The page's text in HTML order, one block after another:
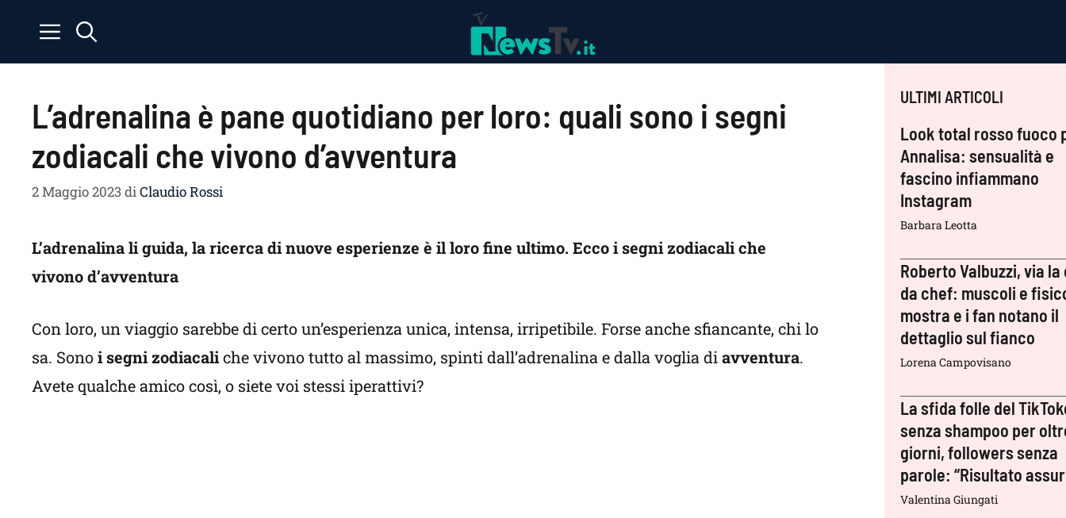
contenuto
L’adrenalina è pane quotidiano per loro: quali sono i segni
zodiacali che vivono d’avventura
2 Maggio 2023di Claudio Rossi
L’adrenalina li guida, la ricerca di nuove esperienze è il loro fine ultimo. Ecco i segni zodiacali che
vivono d’avventura
Con loro, un viaggio sarebbe di certo un’esperienza unica, intensa, irripetibile. Forse anche sfiancante, chi lo
sa. Sonoi segni zodiacaliche vivono tutto al massimo, spinti dall’adrenalina e dalla voglia diavventura.
Avete qualche amico così, o siete voi stessi iperattivi?
ULTIMI ARTICOLI
Look total rosso fuoco
Annalisa: sensualità e
fascino infiammano
Instagram
Barbara Leotta
Roberto Valbuzzi, via
da chef: muscoli e
mostra e i fan notano il
dettaglio sul fianco
Lorena Campovisano
La sfida folle del
senza shampoo per
giorni, followers senza
parole: “Risultato
Valentina Giungati